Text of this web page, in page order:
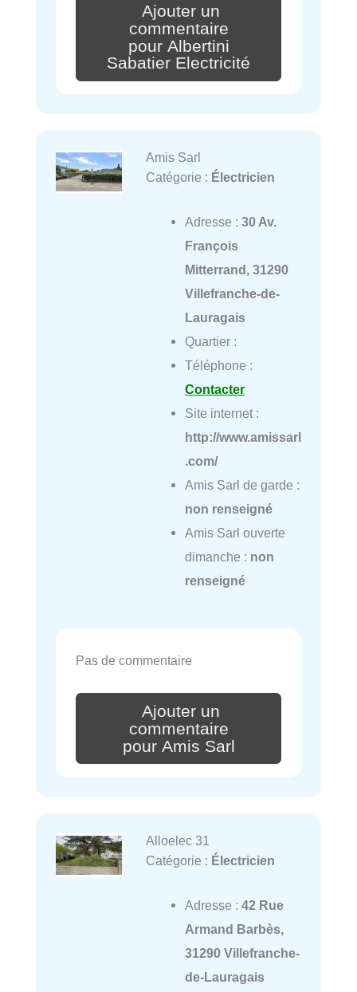
Ajouter un
commentaire
pour Albertini
Sabatier Electricité
Amis Sarl
Catégorie : Électricien
Adresse : 30 Av.
François
Mitterrand, 31290
Villefranche-de-
Lauragais
Quartier :
Téléphone :
Contacter
Site internet :
http://www.amissarl
.com/
Amis Sarl de garde :
non renseigné
Amis Sarl ouverte
dimanche : non
renseigné
Pas de commentaire
Ajouter un
commentaire
pour Amis Sarl
Alloelec 31
Catégorie : Électricien
Adresse : 42 Rue
Armand Barbès,
31290 Villefranche-
de-Lauragais